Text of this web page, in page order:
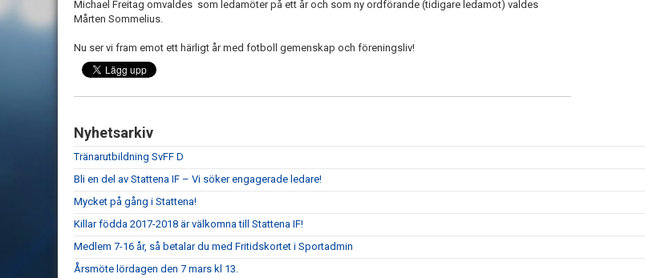
Michael Freitag omvaldes som ledamöter på ett år och som ny ordförande (tidigare ledamot) valdes
Mårten Sommelius.
Nu ser vi fram emot ett härligt år med fotboll gemenskap och föreningsliv!
Nyhetsarkiv
Tränarutbildning SvFF D
Bli en del av Stattena IF – Vi söker engagerade ledare!
Mycket på gång i Stattena!
Killar födda 2017-2018 är välkomna till Stattena IF!
Medlem 7-16 år, så betalar du med Fritidskortet i Sportadmin
Årsmöte lördagen den 7 mars kl 13.